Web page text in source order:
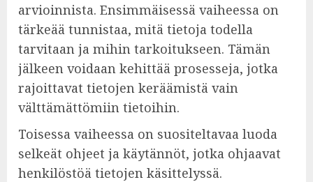
arvioinnista. Ensimmäisessä vaiheessa on
tärkeää tunnistaa, mitä tietoja todella
tarvitaan ja mihin tarkoitukseen. Tämän
jälkeen voidaan kehittää prosesseja, jotka
rajoittavat tietojen keräämistä vain
välttämättömiin tietoihin.
Toisessa vaiheessa on suositeltavaa luoda
selkeät ohjeet ja käytännöt, jotka ohjaavat
henkilöstöä tietojen käsittelyssä.